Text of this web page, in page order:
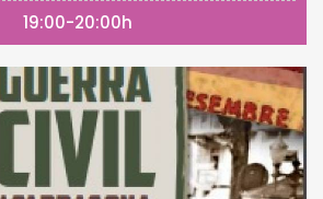
19:00-20:00h